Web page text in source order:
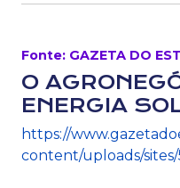
Fonte: GAZETA DO
O
ENERGIA
https://
content/uploads/